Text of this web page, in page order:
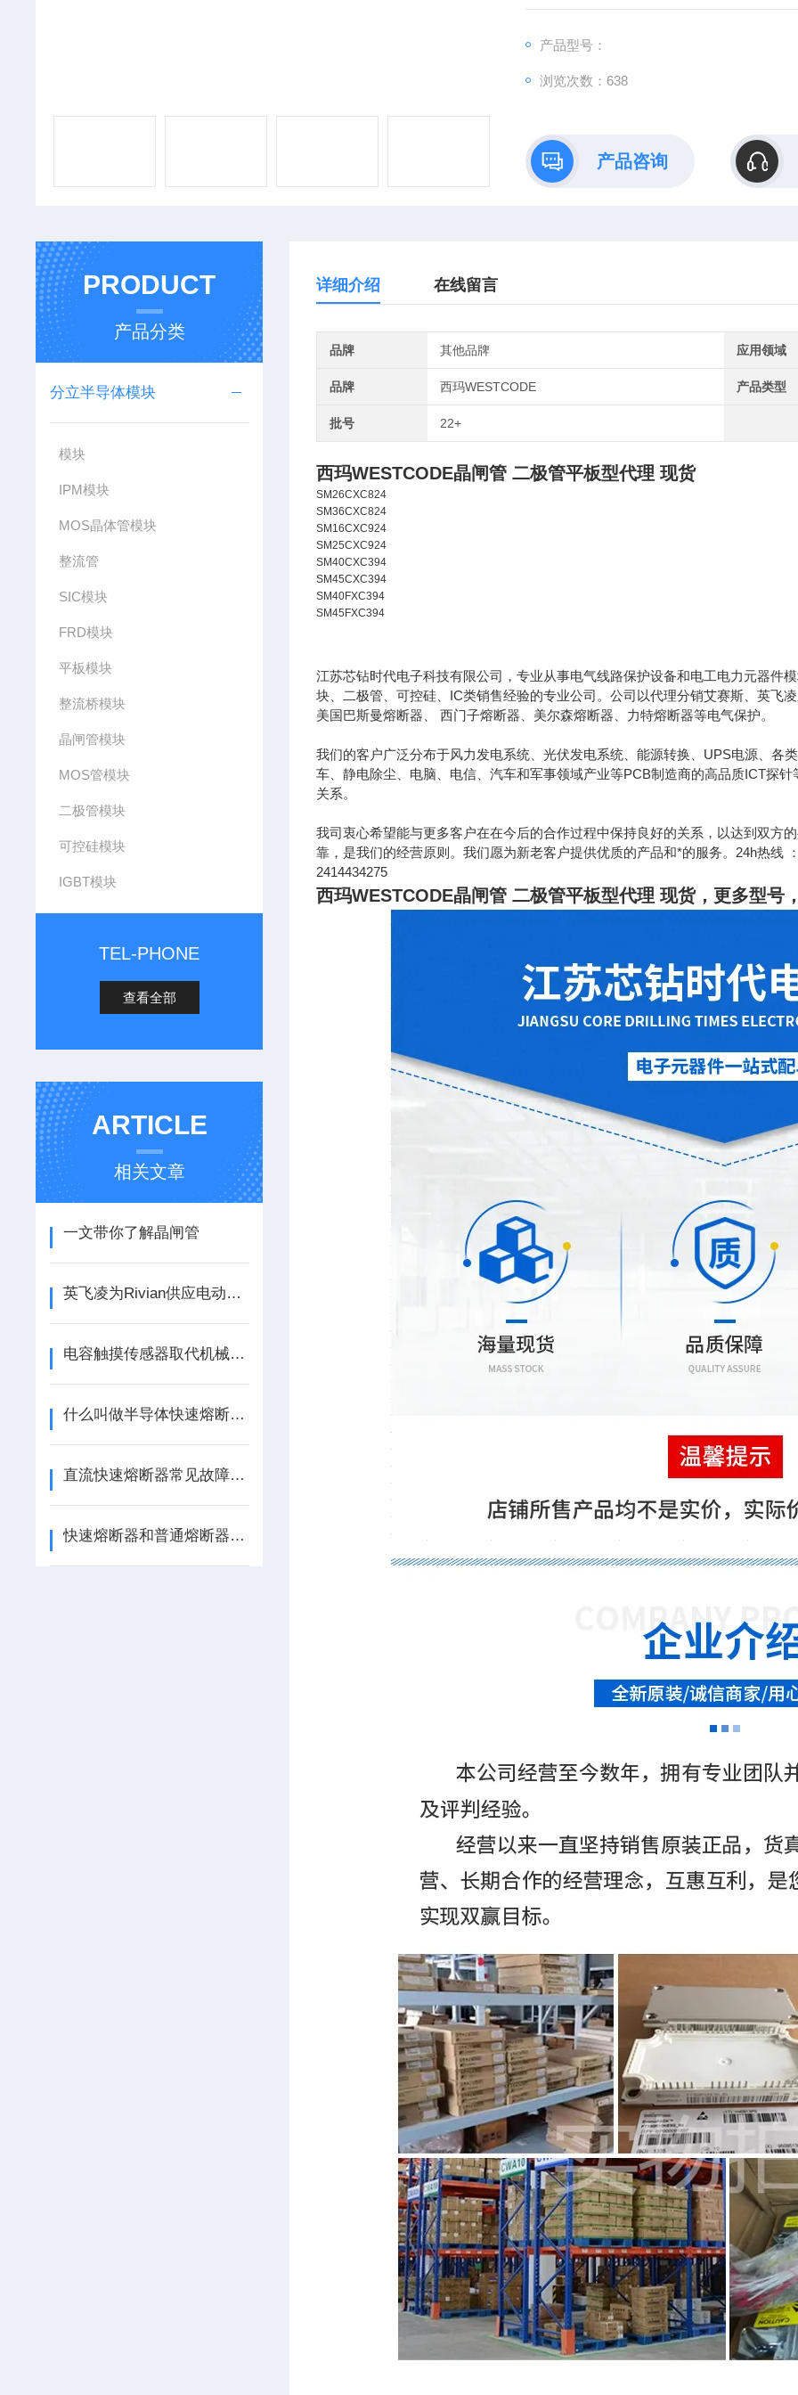
产品型号：
浏览次数：638
产品咨询
PRODUCT
产品分类
分立半导体模块
模块
IPM模块
MOS晶体管模块
整流管
SIC模块
FRD模块
平板模块
整流桥模块
晶闸管模块
MOS管模块
二极管模块
可控硅模块
IGBT模块
TEL-PHONE
查看全部
ARTICLE
相关文章
一文带你了解晶闸管
英飞凌为Rivian供应电动汽车牵引逆变器功率模块
电容触摸传感器取代机械开关
什么叫做半导体快速熔断器？
直流快速熔断器常见故障分析，频繁熔断误动作原因排查与解决办法
快速熔断器和普通熔断器区别有哪些？
详细介绍 在线留言
品牌 其他品牌 应用领域
品牌 西玛WESTCODE 产品类型
批号 22+
西玛WESTCODE晶闸管 二极管平板型代理 现货
SM26CXC824
SM36CXC824
SM16CXC924
SM25CXC924
SM40CXC394
SM45CXC394
SM40FXC394
SM45FXC394
江苏芯钻时代电子科技有限公司，专业从事电气线路保护设备和电工电力元器件
块、二极管、可控硅、IC类销售经验的专业公司。公司以代理分销艾赛斯、英飞
美国巴斯曼熔断器、 西门子熔断器、美尔森熔断器、力特熔断器等电气保护。
我们的客户广泛分布于风力发电系统、光伏发电系统、能源转换、UPS电源、各
车、静电除尘、电脑、电信、汽车和军事领域产业等PCB制造商的高品质ICT探
关系。
我司衷心希望能与更多客户在在今后的合作过程中保持良好的关系，以达到双方
靠，是我们的经营原则。我们愿为新老客户提供优质的产品和*的服务。24h热线
2414434275
西玛WESTCODE晶闸管 二极管平板型代理 现货，更多型号